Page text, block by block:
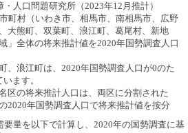
人口問題研究所（2023年12月推計）
町村（いわき市、相馬市、南相馬市、広野
大熊町、双葉町、浪江町、葛尾村、新地
」全体の将来推計値を2020年国勢調査人口
浪江町は、2020年国勢調査人口が0のた
ます。
区の将来推計人口は、両区に分割された
2020年国勢調査人口で将来推計値を按分
量を以下で計算し、2020年の国勢調査に基